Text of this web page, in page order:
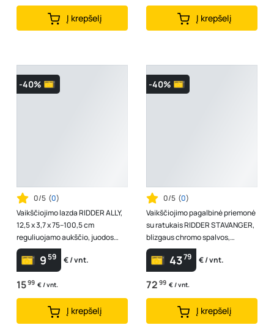
Į krepšelį Į krepšelį
-40%
0/5 (0)
Vaikščiojimo lazda RIDDER ALLY,
12,5 x 3,7 x 75–100,5 cm
reguliuojamo aukščio, juodos
spalvos, aliuminis, PP, A158110
959 € / vnt.
1599 € / vnt.
Į krepšelį
-40%
0/5 (0)
Vaikščiojimo pagalbinė priemonė
su ratukais RIDDER STAVANGER,
blizgaus chromo spalvos,
A301100
4379 € / vnt.
72 99 € / vnt.
Į krepšelį